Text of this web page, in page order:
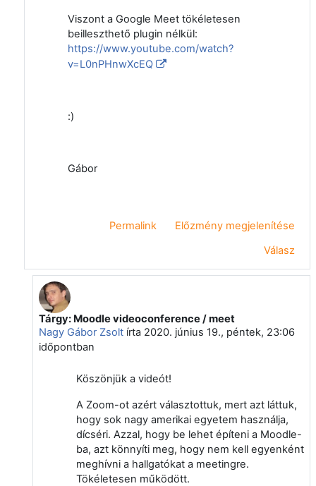
Viszont a Google Meet tökéletesen
beilleszthető plugin nélkül:
https://www.youtube.com/watch?
v=L0nPHnwXcEQ
:)
Gábor
Permalink
Előzmény megjelenítése
Válasz
Válasz erre: Makó Gábor
Tárgy: Moodle videoconference / meet
Nagy Gábor Zsoltírta 2020. június 19., péntek, 23:06
időpontban
Köszönjük a videót!
A Zoom-ot azért választottuk, mert azt láttuk,
hogy sok nagy amerikai egyetem használja,
dícséri. Azzal, hogy be lehet építeni a Moodle-
ba, azt könnyíti meg, hogy nem kell egyenként
meghívni a hallgatókat a meetingre.
Tökéletesen működött.